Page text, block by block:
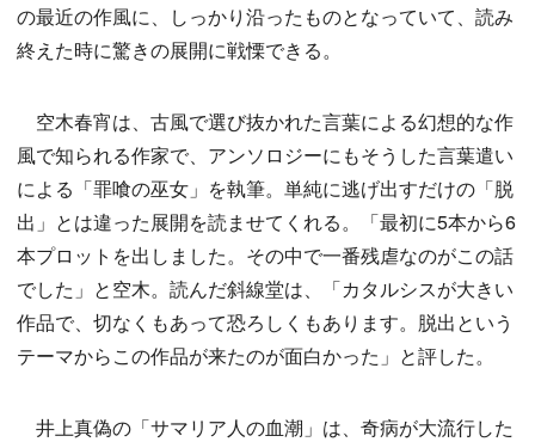
の最近の作風に、しっかり沿ったものとなっていて、読み
終えた時に驚きの展開に戦慄できる。
空木春宵は、古風で選び抜かれた言葉による幻想的な作
風で知られる作家で、アンソロジーにもそうした言葉遣い
による「罪喰の巫女」を執筆。単純に逃げ出すだけの「脱
出」とは違った展開を読ませてくれる。「最初に5本から6
本プロットを出しました。その中で一番残虐なのがこの話
でした」と空木。読んだ斜線堂は、「カタルシスが大きい
作品で、切なくもあって恐ろしくもあります。脱出という
テーマからこの作品が来たのが面白かった」と評した。
井上真偽の「サマリア人の血潮」は、奇病が大流行した